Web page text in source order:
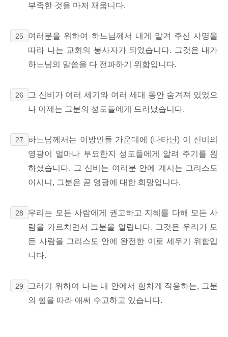
부족한 것을 마저 채웁니다.
25
여러분을 위하여 하느님께서 내게 맡겨 주신 사명을
따라 나는 교회의 봉사자가 되었습니다. 그것은 내가
하느님의 말씀을 다 전파하기 위함입니다.
26
그 신비가 여러 세기와 여러 세대 동안 숨겨져 있었으
나 이제는 그분의 성도들에게 드러났습니다.
27
하느님께서는 이방인들 가운데에 (나타난) 이 신비의
영광이 얼마나 부요한지 성도들에게 알려 주기를 원
하셨습니다. 그 신비는 여러분 안에 계시는 그리스도
이시니, 그분은 곧 영광에 대한 희망입니다.
28
우리는 모든 사람에게 권고하고 지혜를 다해 모든 사
람을 가르치면서 그분을 알립니다. 그것은 우리가 모
든 사람을 그리스도 안에 완전한 이로 세우기 위함입
니다.
29
그러기 위하여 나는 내 안에서 힘차게 작용하는, 그분
의 힘을 따라 애써 수고하고 있습니다.